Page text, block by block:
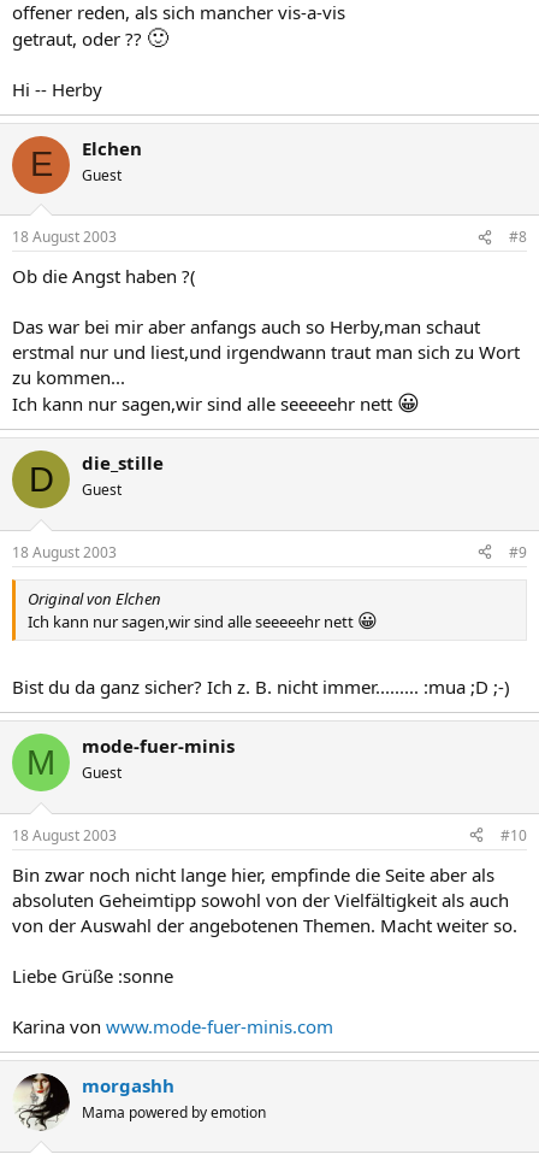
offener reden, als sich mancher vis-a-vis
getraut, oder ?? 🙂
Hi -- Herby
E Elchen
Guest
18 August 2003 #8
Ob die Angst haben ?(
Das war bei mir aber anfangs auch so Herby,man schaut
erstmal nur und liest,und irgendwann traut man sich zu Wort
zu kommen...
Ich kann nur sagen,wir sind alle seeeeehr nett 😀
D die_stille
Guest
18 August 2003 #9
Original von Elchen
Ich kann nur sagen,wir sind alle seeeeehr nett 😀
Bist du da ganz sicher? Ich z. B. nicht immer......... :mua ;D ;-)
M mode-fuer-minis
Guest
18 August 2003 #10
Bin zwar noch nicht lange hier, empfinde die Seite aber als
absoluten Geheimtipp sowohl von der Vielfältigkeit als auch
von der Auswahl der angebotenen Themen. Macht weiter so.
Liebe Grüße :sonne
Karina von www.mode-fuer-minis.com
morgashh
Mama powered by emotion